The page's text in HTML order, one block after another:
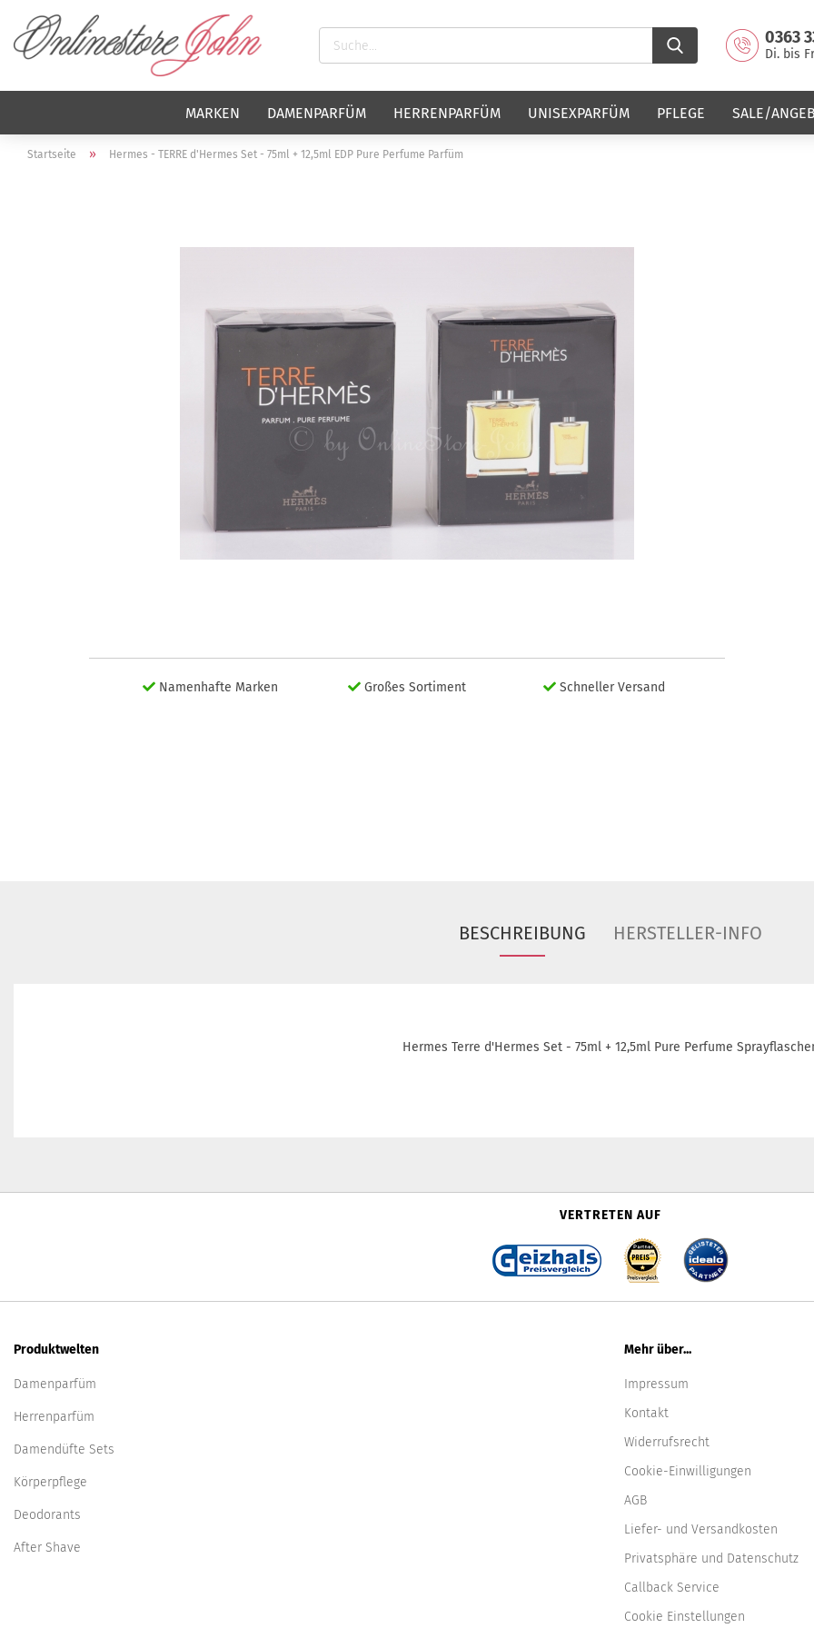
0363
Di. bis
MARKEN DAMENPARFÜM HERRENPARFÜM UNISEXPARFÜM PFLEGE SALE/
Startseite » Hermes - TERRE d'Hermes Set - 75ml + 12,5ml EDP Pure Perfume Parfüm
Namenhafte Marken Großes Sortiment Schneller Versand
BESCHREIBUNG HERSTELLER-INFO
Hermes Terre d'Hermes Set - 75ml + 12,5ml Pure Perfume
VERTRETEN AUF
Produktwelten
Damenparfüm
Herrenparfüm
Damendüfte Sets
Körperpflege
Deodorants
After Shave
Mehr über...
Impressum
Kontakt
Widerrufsrecht
Cookie-Einwilligungen
AGB
Liefer- und Versandkosten
Privatsphäre und Datenschutz
Callback Service
Cookie Einstellungen